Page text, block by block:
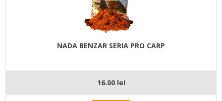
NADA BENZAR SERIA PRO CARP
16.00 lei